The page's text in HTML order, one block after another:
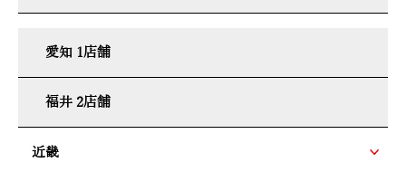
愛知 1店舗
福井 2店舗
近畿